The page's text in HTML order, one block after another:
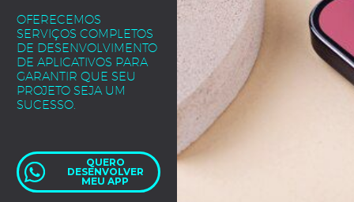
OFERECEMOS
SERVIÇOS COMPLETOS
DE DESENVOLVIMENTO
DE APLICATIVOS PARA
GARANTIR QUE SEU
PROJETO SEJA UM
SUCESSO.
QUERO
DESENVOLVER
MEU APP